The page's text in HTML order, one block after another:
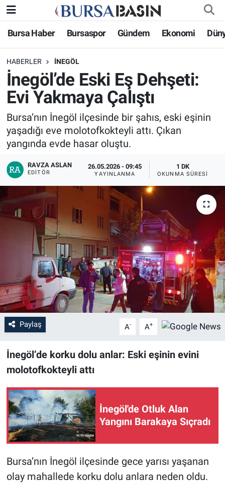
Bursa Haber Bursaspor Gündem Ekonomi
HABERLER İNEGÖL
İnegöl’de Eski Eş Dehşeti:
Evi Yakmaya Çalıştı
Bursa’nın İnegöl ilçesinde bir şahıs, eski eşinin
yaşadığı eve molotofkokteyli attı. Çıkan
yangında evde hasar oluştu.
RAVZA ASLAN
EDITÖR
26.05.2026 - 09:45
YAYINLANMA
1 DK
OKUNMA SÜRESI
Paylaş A- A+
İnegöl’de korku dolu anlar: Eski eşinin evini
molotofkokteyli attı
İnegöl'de Otluk Alan
Yangını Barakaya Sıçradı
Bursa’nın İnegöl ilçesinde gece yarısı yaşanan
olay mahallede korku dolu anlara neden oldu.
Bursa Haber
Genel
Politika
Bilim, Teknoloji
KÜLTÜR-SANAT
Yerel
Bursaspor
Gündem
Sağlık
Eğitim
Ekonomi
Dünya
Magazin
Siyaset
Yaşam
Nöbetçi Eczaneler
Bursa Nöbetçi Eczaneler
Bursa Hava Durumu
Bursa Namaz Vakitleri
Bursa Trafik Yoğunluk Haritası
Süper Lig Puan Durumu ve Fikstür
Tüm Manşetler
Son Dakika Haberleri
Haber Arşivi